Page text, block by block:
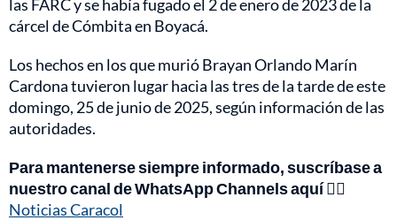
las FARC y se había fugado el 2 de enero de 2023 de la
cárcel de Cómbita en Boyacá.
Los hechos en los que murió Brayan Orlando Marín
Cardona tuvieron lugar hacia las tres de la tarde de este
domingo, 25 de junio de 2025, según información de las
autoridades.
Para mantenerse siempre informado, suscríbase a
nuestro canal de WhatsApp Channels aquí 👉🏻
Noticias Caracol